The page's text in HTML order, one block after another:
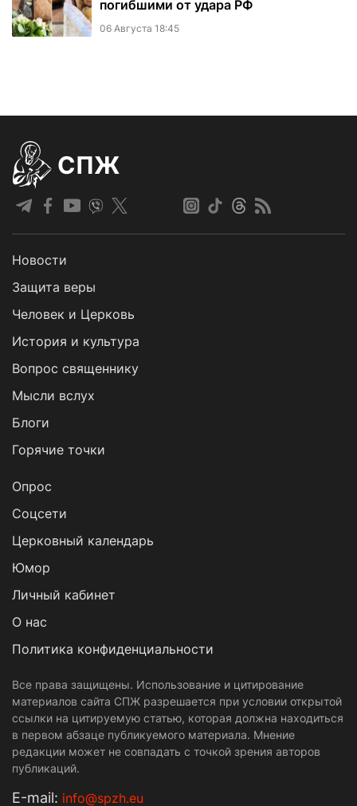
погибшими от удара РФ
06 Августа 18:45
СПЖ
Новости
Защита веры
Человек и Церковь
История и культура
Вопрос священнику
Мысли вслух
Блоги
Горячие точки
Опрос
Cоцсети
Церковный календарь
Юмор
Личный кабинет
О нас
Политика конфиденциальности
Все права защищены. Использование и цитирование
материалов сайта СПЖ разрешается при условии открытой
ссылки на цитируемую статью, которая должна находиться
в первом абзаце публикуемого материала. Мнение
редакции может не совпадать с точкой зрения авторов
публикаций.
Е-mail: info@spzh.eu